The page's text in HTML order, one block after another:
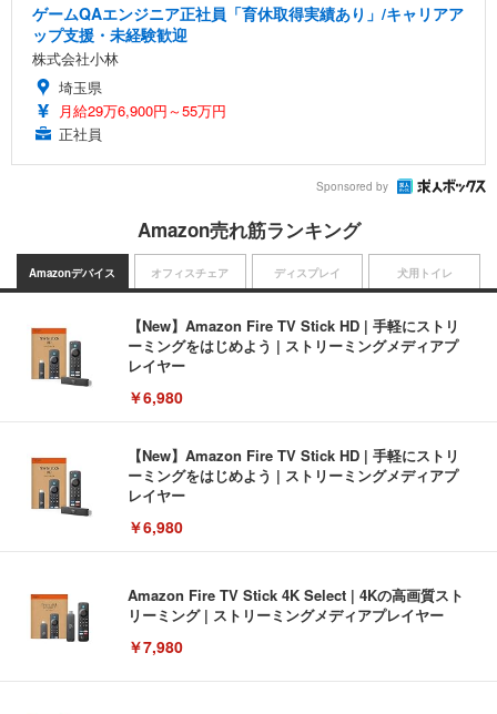
ゲームQAエンジニア正社員「育休取得実績あり」/キャリアア
ップ支援・未経験歓迎
株式会社小林
埼玉県
月給29万6,900円～55万円
正社員
Sponsored by
Amazon売れ筋ランキング
Amazonデバイス
【New】Amazon Fire TV Stick HD | 手軽にストリ
ーミングをはじめよう | ストリーミングメディアプ
レイヤー
￥6,980
【New】Amazon Fire TV Stick HD | 手軽にストリ
ーミングをはじめよう | ストリーミングメディアプ
レイヤー
￥6,980
Amazon Fire TV Stick 4K Select | 4Kの高画質スト
リーミング | ストリーミングメディアプレイヤー
￥7,980
オフィスチェア ディスプレイ 犬用トイレ